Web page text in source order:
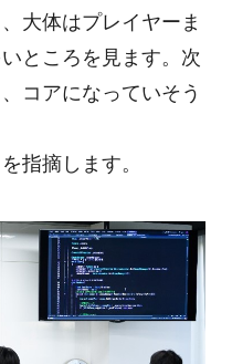
大体はプレイヤーま
ところを見ます。次
コアになっていそう
指摘します。